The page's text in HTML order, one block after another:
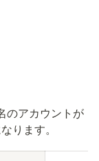
のアカウントが
ります。